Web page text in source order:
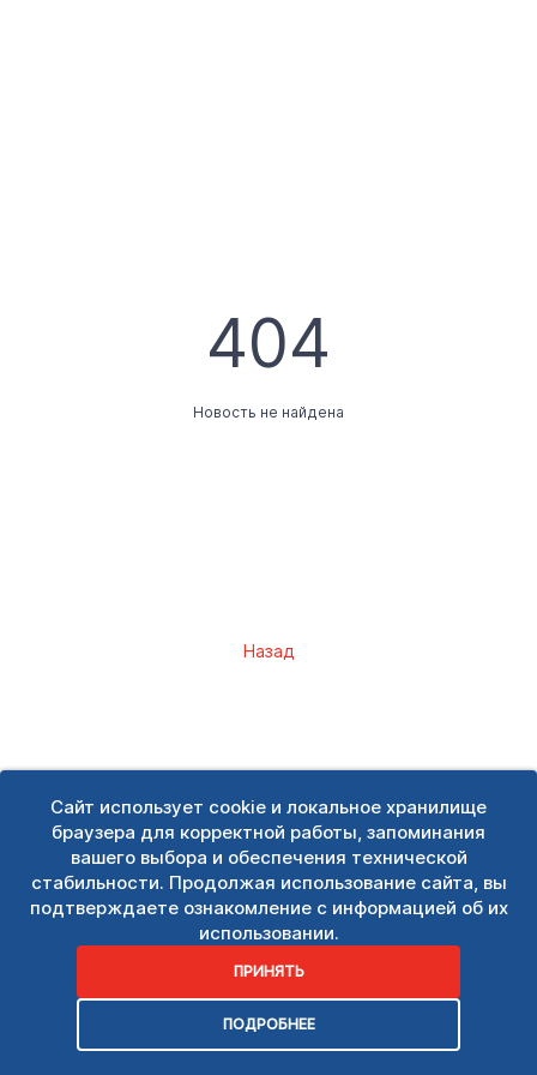
Сайт использует cookie и локальное хранилище
браузера для корректной работы, запоминания
вашего выбора и обеспечения технической
стабильности. Продолжая использование сайта, вы
подтверждаете ознакомление с информацией об их
использовании.
ПРИНЯТЬ
ПОДРОБНЕЕ
404
Новость не найдена
Назад